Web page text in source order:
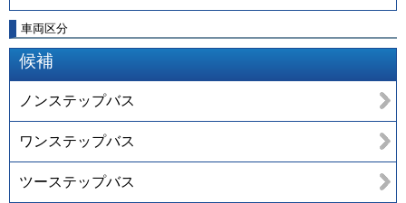
車両区分
候補
ノンステップバス
ワンステップバス
ツーステップバス